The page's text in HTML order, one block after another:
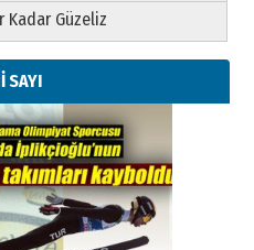
Kadar Güzeliz
SAYI